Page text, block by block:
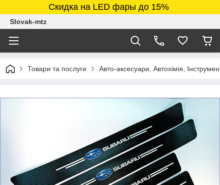
Скидка на LED фары до 15%
Slovak-mtz
Товари та послуги Авто-аксесуари, Автохімія,